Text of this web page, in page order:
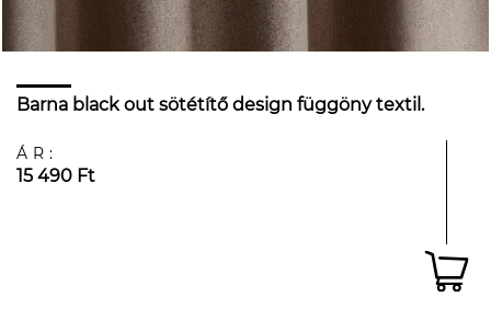
Barna black out sötétítő design függöny textil.
ÁR:
15 490 Ft